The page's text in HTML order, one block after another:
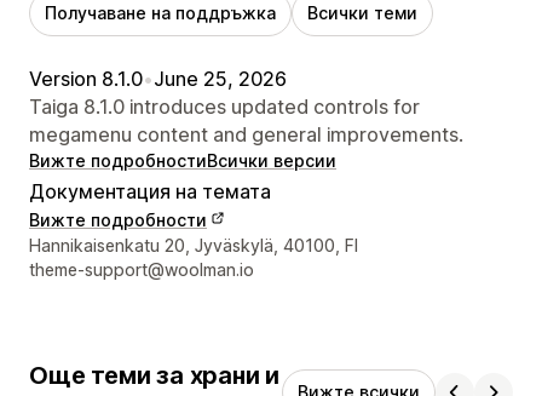
Получаване на поддръжка Всички теми
Version 8.1.0•June 25, 2026
Taiga 8.1.0 introduces updated controls for
megamenu content and general improvements.
Вижте подробностиВсички версии
Документация на темата
Вижте подробности
Данни за връзка с дизайнера
Hannikaisenkatu 20, Jyväskylä, 40100, FI
theme-support@woolman.io
Още теми за храни и
Вижте всички